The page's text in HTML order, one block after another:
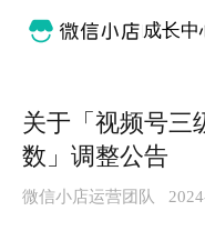
成长中
关于「视频号三
数」调整公告
微信小店运营团队